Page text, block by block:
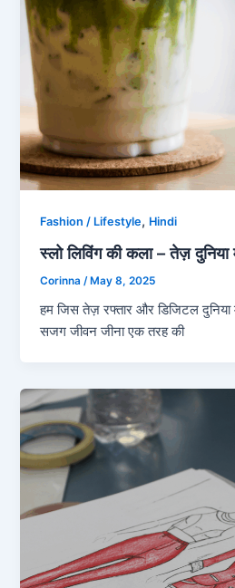
Fashion / Lifestyle, Hindi
स्लो लिविंग की कला – तेज़
Corinna /May 8, 2025
हम जिस तेज़ रफ्तार और डिजिटल दुनिया
सजग जीवन जीना एक तरह की